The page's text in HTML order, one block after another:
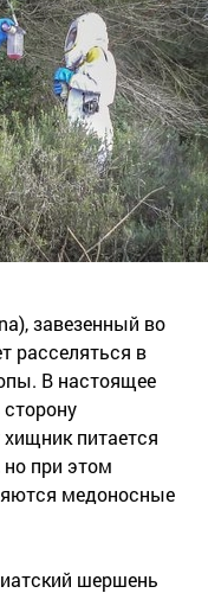
завезенный во
расселяться в
В настоящее
питается
при этом
медоносные
шершень